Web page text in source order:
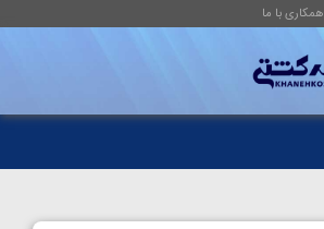
همکاری با ما